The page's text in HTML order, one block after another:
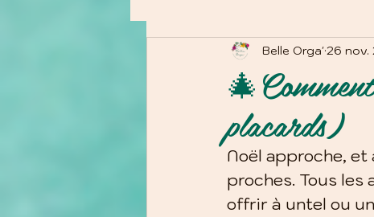
placards)
Belle Orga' 26 nov.
Noël approche, et
proches. Tous les
offrir à untel ou